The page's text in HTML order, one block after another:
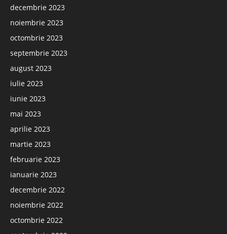
decembrie 2023
noiembrie 2023
octombrie 2023
septembrie 2023
august 2023
iulie 2023
iunie 2023
mai 2023
aprilie 2023
martie 2023
februarie 2023
ianuarie 2023
decembrie 2022
noiembrie 2022
octombrie 2022